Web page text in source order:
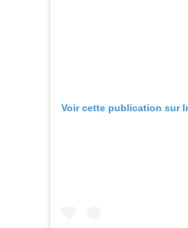
Voir cette publication sur